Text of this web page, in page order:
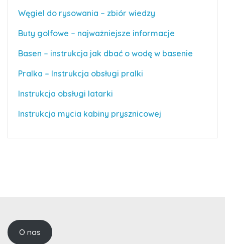
Węgiel do rysowania – zbiór wiedzy
Buty golfowe – najważniejsze informacje
Basen – instrukcja jak dbać o wodę w basenie
Pralka – Instrukcja obsługi pralki
Instrukcja obsługi latarki
Instrukcja mycia kabiny prysznicowej
O nas